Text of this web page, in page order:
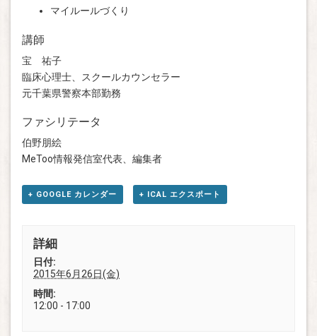
マイルールづくり
講師
宝 祐子
臨床心理士、スクールカウンセラー
元千葉県警察本部勤務
ファシリテータ
伯野朋絵
MeToo情報発信室代表、編集者
+ GOOGLE カレンダー + ICAL エクスポート
詳細
日付:
2015年6月26日(金)
時間:
12:00 - 17:00